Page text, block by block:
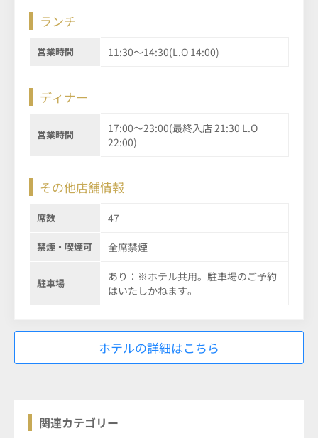
ランチ
営業時間 11:30～14:30(L.O 14:00)
ディナー
営業時間
17:00～23:00(最終入店 21:30 L.O
22:00)
その他店舗情報
席数 47
禁煙・喫煙可 全席禁煙
駐車場
あり：※ホテル共用。駐車場のご予約
はいたしかねます。
ホテルの詳細はこちら
関連カテゴリー